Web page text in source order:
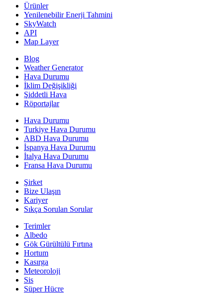
Ürünler
Yenilenebilir Enerji Tahmini
SkyWatch
API
Map Layer
Blog
Weather Generator
Hava Durumu
İklim Değişikliği
Şiddetli Hava
Röportajlar
Hava Durumu
Turkiye Hava Durumu
ABD Hava Durumu
İspanya Hava Durumu
İtalya Hava Durumu
Fransa Hava Durumu
Şirket
Bize Ulaşın
Kariyer
Sıkça Sorulan Sorular
Terimler
Albedo
Gök Gürültülü Fırtına
Hortum
Kasırga
Meteoroloji
Sis
Süper Hücre